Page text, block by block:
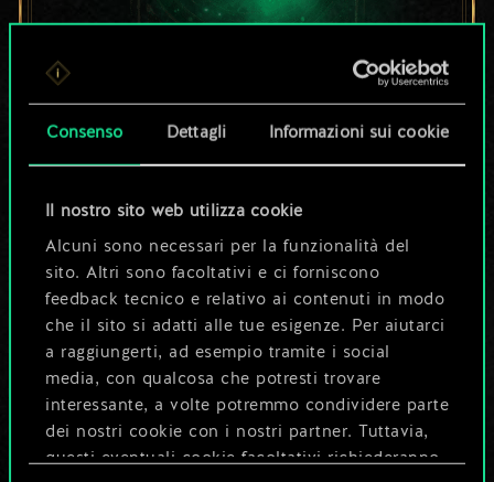
Consenso Dettagli Informazioni sui cookie
Il nostro sito web utilizza cookie
Alcuni sono necessari per la funzionalità del
sito. Altri sono facoltativi e ci forniscono
feedback tecnico e relativo ai contenuti in modo
che il sito si adatti alle tue esigenze. Per aiutarci
a raggiungerti, ad esempio tramite i social
media, con qualcosa che potresti trovare
interessante, a volte potremmo condividere parte
dei nostri cookie con i nostri partner. Tuttavia,
questi eventuali cookie facoltativi richiederanno
Per ora, è solo un
set di carte
condiviso.
Ma può diventare
molto altro!
Dai un nome al mazzo e crea una
guida